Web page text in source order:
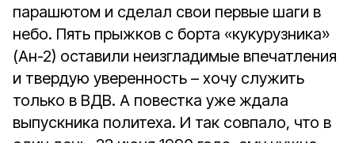
парашютом и сделал свои первые шаги в
небо. Пять прыжков с борта «кукурузника»
(Ан-2) оставили неизгладимые впечатления
и твердую уверенность – хочу служить
только в ВДВ. А повестка уже ждала
выпускника политеха. И так совпало, что в